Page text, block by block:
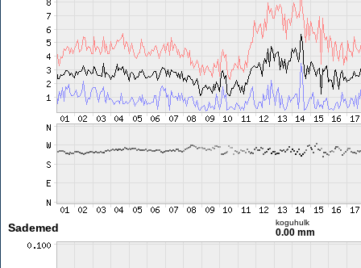
Sademed koguhulk
0.00 mm